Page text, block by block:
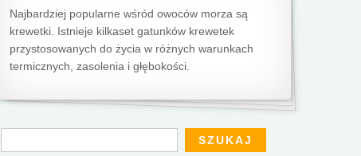
Najbardziej popularne wśród owoców morza są
krewetki. Istnieje kilkaset gatunków krewetek
przystosowanych do życia w różnych warunkach
termicznych, zasolenia i głębokości.
Formularz wyszukiwania
Szukaj